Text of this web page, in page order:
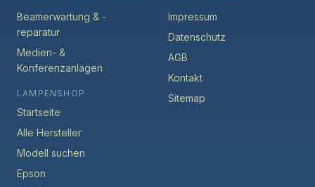
Beamerwartung & -
reparatur
Medien- &
Konferenzanlagen
LAMPENSHOP
Startseite
Alle Hersteller
Modell suchen
Epson
Impressum
Datenschutz
AGB
Kontakt
Sitemap